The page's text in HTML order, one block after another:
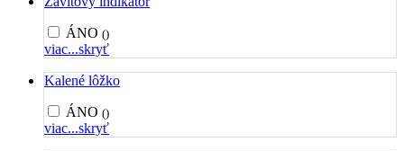
ÁNO ()
viac...skryť
Kalené lôžko
ÁNO ()
viac...skryť